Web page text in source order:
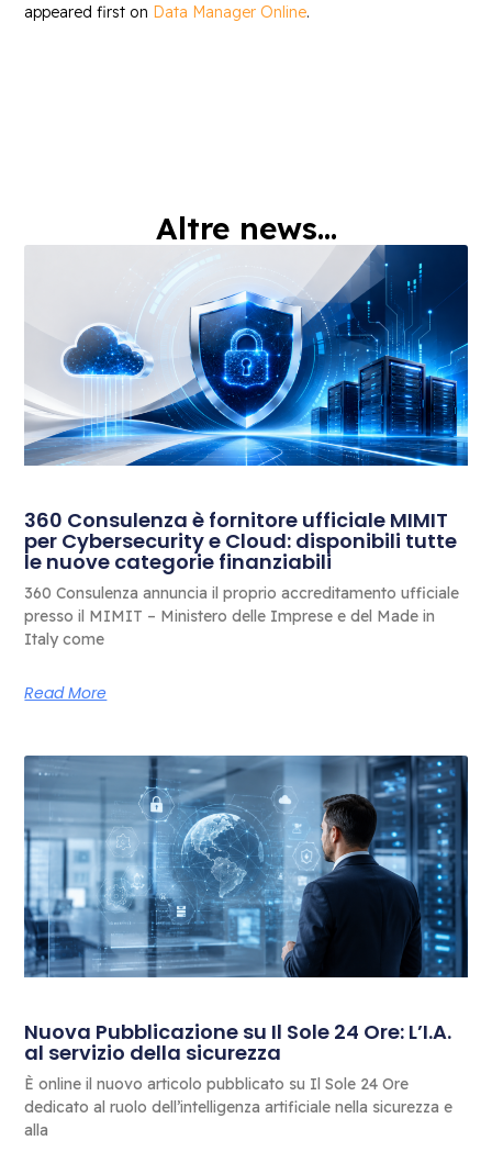
appeared first on Data Manager Online.
Altre news...
360 Consulenza è fornitore ufficiale MIMIT
per Cybersecurity e Cloud: disponibili tutte
le nuove categorie finanziabili
360 Consulenza annuncia il proprio accreditamento ufficiale
presso il MIMIT – Ministero delle Imprese e del Made in
Italy come
Read More
Nuova Pubblicazione su Il Sole 24 Ore: L’I.A.
al servizio della sicurezza
È online il nuovo articolo pubblicato su Il Sole 24 Ore
dedicato al ruolo dell’intelligenza artificiale nella sicurezza e
alla